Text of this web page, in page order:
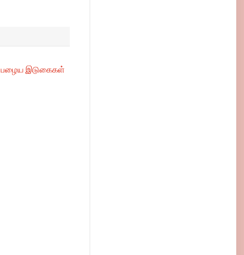
பழைய இடுகைகள்